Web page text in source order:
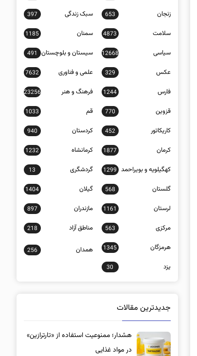
زنجان 653 سبک زندگی 397
سلامت 4873 سمنان 1185
سیاسی 12668 سیستان و بلوچستان 491
عکس 329 علمی و فناوری 7632
فارس 1244 فرهنگ و هنر 23256
قزوین 770 قم 1033
کاریکاتور 452 کردستان 940
کرمان 1877 کرمانشاه 1232
کهگیلویه و بویراحمد 1299 گردشگری 13
گلستان 568 گیلان 1404
لرستان 1161 مازندران 897
مرکزی 563 مناطق آزاد 218
هرمزگان 1345 همدان 256
یزد 30
جدیدترین مقالات
هشدار؛ ممنوعیت استفاده از «تارترازین»
در مواد غذایی